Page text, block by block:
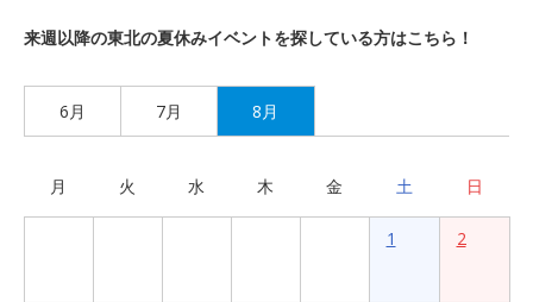
来週以降の東北の夏休みイベントを探している方はこちら！
6月 7月 8月
月 火 水 木 金 土 日
1 2